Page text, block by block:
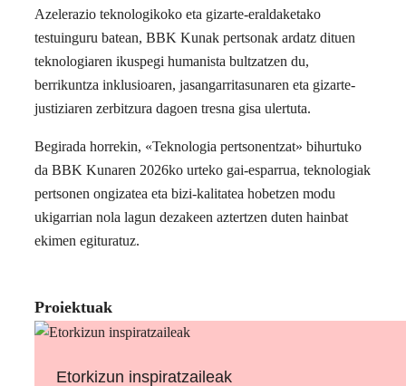
Azelerazio teknologikoko eta gizarte-eraldaketako
testuinguru batean, BBK Kunak pertsonak ardatz dituen
teknologiaren ikuspegi humanista bultzatzen du,
berrikuntza inklusioaren, jasangarritasunaren eta gizarte-
justiziaren zerbitzura dagoen tresna gisa ulertuta.
Begirada horrekin, «Teknologia pertsonentzat» bihurtuko
da BBK Kunaren 2026ko urteko gai-esparrua, teknologiak
pertsonen ongizatea eta bizi-kalitatea hobetzen modu
ukigarrian nola lagun dezakeen aztertzen duten hainbat
ekimen egituratuz.
Proiektuak
Etorkizun inspiratzaileak